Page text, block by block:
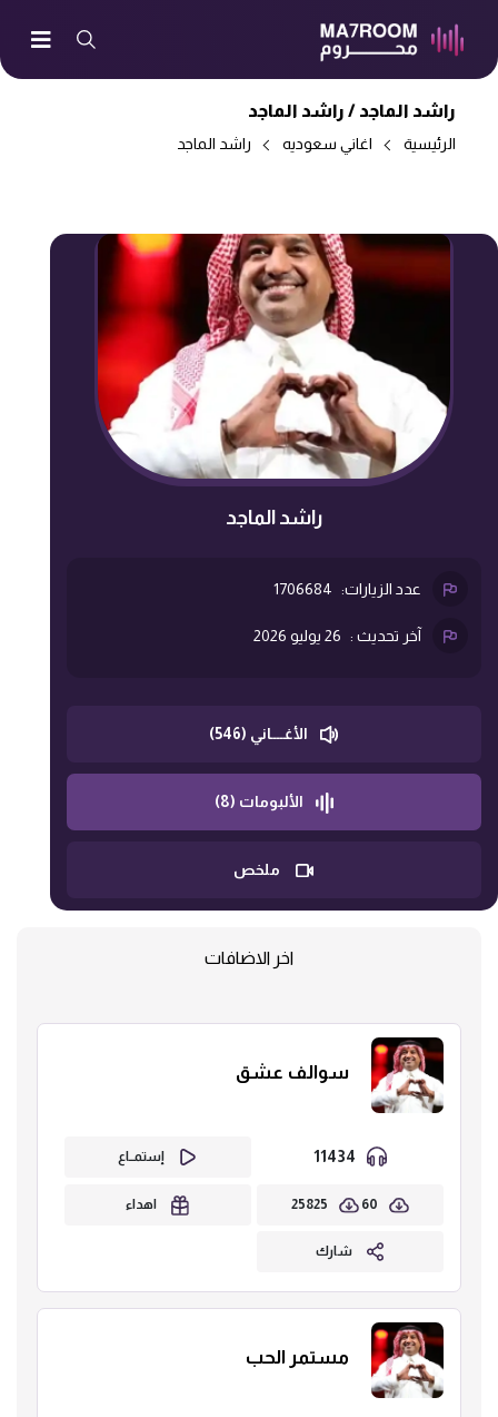
راشد الماجد / راشد الماجد
الرئيسية اغاني سعوديه راشد الماجد
راشد الماجد
عدد الزيارات: 1706684
آخر تحديث : 26 يوليو 2026
الأغــــاني (546)
الألبومات (8)
ملخص
اخر الاضافات
سوالف عشق
إستمــاع
60
25825 اهداء
شارك
مستمر الحب